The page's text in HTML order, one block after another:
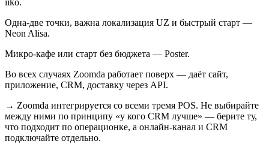
iiko.
Одна-две точки, важна локализация UZ и быстрый старт —
Neon Alisa.
Микро-кафе или старт без бюджета — Poster.
Во всех случаях Zoomda работает поверх — даёт сайт,
приложение, CRM, доставку через API.
→ Zoomda интегрируется со всеми тремя POS. Не выбирайте
между ними по принципу «у кого CRM лучше» — берите ту,
что подходит по операционке, а онлайн-канал и CRM
подключайте отдельно.